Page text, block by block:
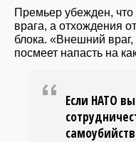
Премьер убежден, что
врага, а отхождения
блока. «Внешний враг,
посмеет напасть на
Если НАТО